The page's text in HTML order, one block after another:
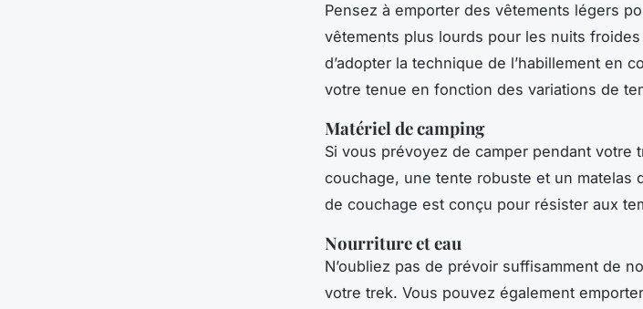
Pensez à emporter des vêtements légers
vêtements plus lourds pour les nuits froides
d’adopter la technique de l’habillement en
votre tenue en fonction des variations de
Matériel de camping
Si vous prévoyez de camper pendant votre
couchage, une tente robuste et un matelas
de couchage est conçu pour résister aux
Nourriture et eau
N’oubliez pas de prévoir suffisamment de
votre trek. Vous pouvez également